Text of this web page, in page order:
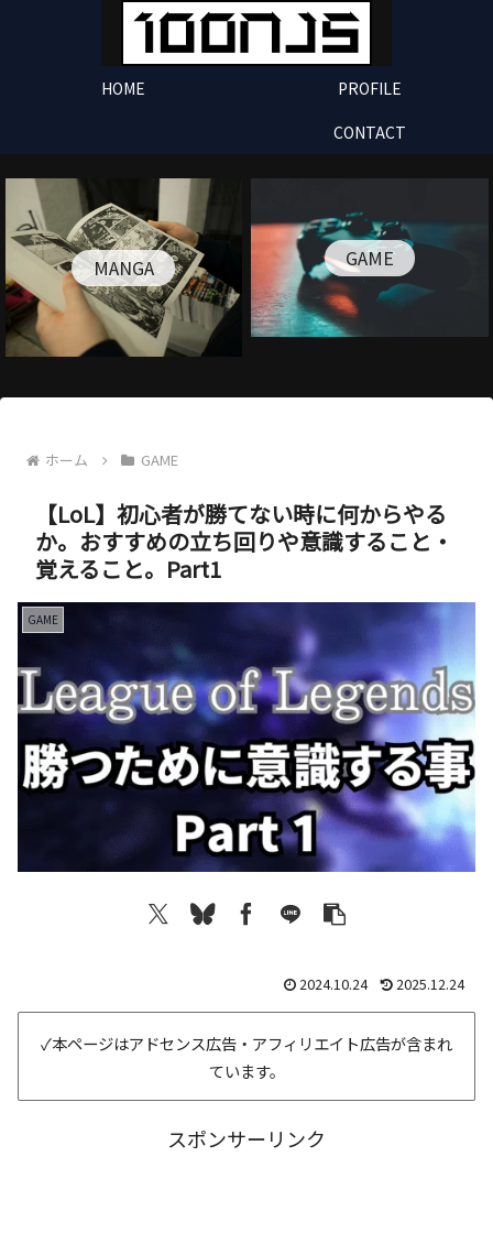
HOME
PROFILE
CONTACT
MANGA GAME
ホーム GAME
【LoL】初心者が勝てない時に何からやる
か。おすすめの立ち回りや意識すること・
覚えること。Part1
GAME
2024.10.24 2025.12.24
✓本ページはアドセンス広告・アフィリエイト広告が含まれ
ています。
スポンサーリンク